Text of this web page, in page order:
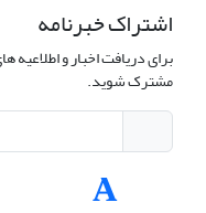
اشتراک خبرنامه
برای دریافت اخبار و
مشترک شوید.